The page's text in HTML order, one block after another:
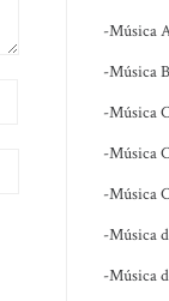
-Música
-Música
-Música
-Música
-Música
-Música
-Música